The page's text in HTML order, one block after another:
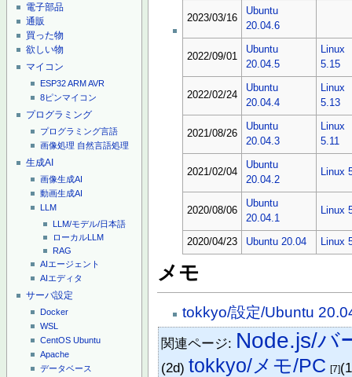
電子部品
通販
買った物
欲しい物
マイコン
ESP32ARMAVR
8ピンマイコン
プログラミング
プログラミング言語
画像処理 自然言語処理
生成AI
画像生成AI
動画生成AI
LLM
LLM/モデル/日本語
ローカルLLM
RAG
AIエージェント
AIエディタ
サーバ設定
Docker
WSL
CentOS Ubuntu
Apache
データベース
2023/03/16
Ubuntu
20.04.6
2022/09/01
Ubuntu
20.04.5
Linux
5.15
2022/02/24
Ubuntu
20.04.4
Linux
5.13
2021/08/26
Ubuntu
20.04.3
Linux
5.11
2021/02/04
Ubuntu
20.04.2
Linux
2020/08/06
Ubuntu
20.04.1
Linux
2020/04/23 Ubuntu 20.04 Linux
メモ
tokkyo/設定/Ubuntu
関連ページ: Node.js/バ
(2d)tokkyo/メモ/PC [7]